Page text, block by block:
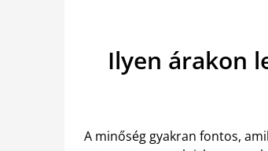
Ilyen árakon
A minőség gyakran fontos,